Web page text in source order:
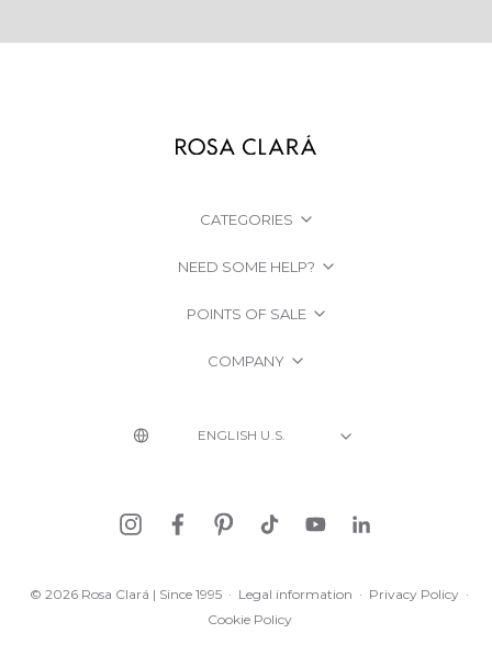
CATEGORIES
NEED SOME HELP?
POINTS OF SALE
COMPANY
© 2026 Rosa Clará | Since 1995 · Legal information · Privacy Policy ·
Cookie Policy